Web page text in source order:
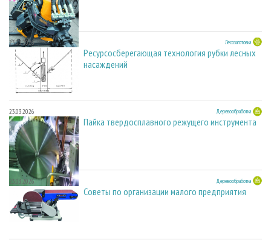
23.03.2026 Лесозаготовка
Ресурсосберегающая технология рубки лесных
насаждений
23.03.2026 Деревообработка
Пайка твердосплавного режущего инструмента
23.03.2026 Деревообработка
Советы по организации малого предприятия